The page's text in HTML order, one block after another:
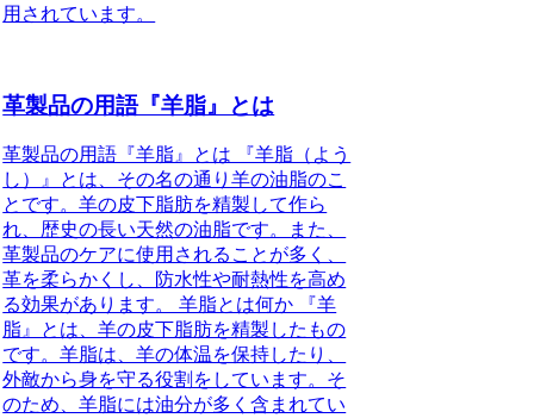
用されています。
革製品の用語『羊脂』とは
革製品の用語『羊脂』とは 『羊脂（よう
し）』とは、その名の通り羊の油脂のこ
とです。羊の皮下脂肪を精製して作ら
れ、歴史の長い天然の油脂です。また、
革製品のケアに使用されることが多く、
革を柔らかくし、防水性や耐熱性を高め
る効果があります。 羊脂とは何か 『羊
脂』とは、羊の皮下脂肪を精製したもの
です。羊脂は、羊の体温を保持したり、
外敵から身を守る役割をしています。そ
のため、羊脂には油分が多く含まれてい